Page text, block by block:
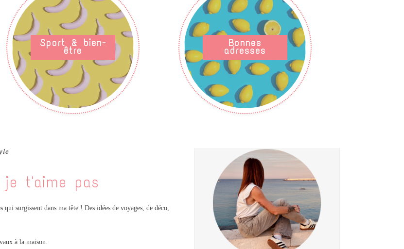
Sport & bien-
être
Bonnes
adresses
t'aime pas
surgissent dans ma tête ! Des idées de voyages, de déco,
à la maison.